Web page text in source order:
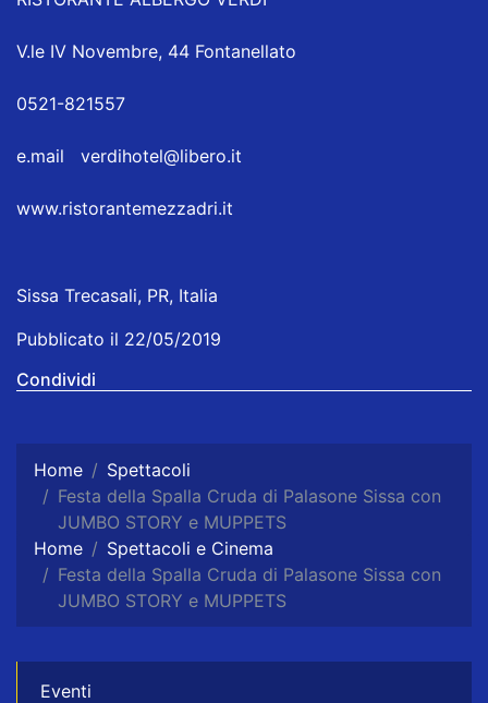
V.le IV Novembre, 44 Fontanellato
0521-821557
e.mail verdihotel@libero.it
www.ristorantemezzadri.it
Sissa Trecasali, PR, Italia
Pubblicato il 22/05/2019
Condividi
Home
Spettacoli
Festa della Spalla Cruda di Palasone Sissa con
JUMBO STORY e MUPPETS
Home
Spettacoli e Cinema
Festa della Spalla Cruda di Palasone Sissa con
JUMBO STORY e MUPPETS
Eventi